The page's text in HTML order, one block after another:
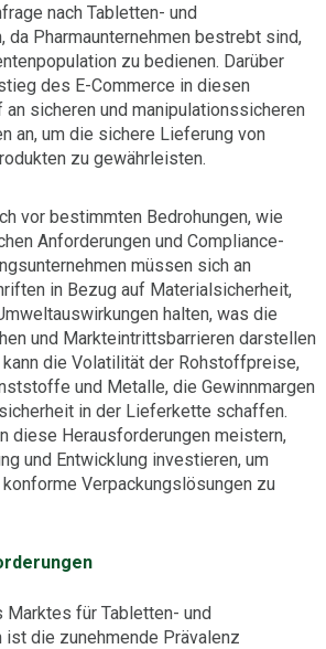
nach Tabletten- und
da Pharmaunternehmen bestrebt sind,
zu bedienen. Darüber
des E-Commerce in diesen
an sicheren und manipulationssicheren
an, um die sichere Lieferung von
zu gewährleisten.
vor bestimmten Bedrohungen, wie
Anforderungen und Compliance-
müssen sich an
in Bezug auf Materialsicherheit,
halten, was die
und Markteintrittsbarrieren darstellen
kann die Volatilität der Rohstoffpreise,
und Metalle, die Gewinnmargen
in der Lieferkette schaffen.
diese Herausforderungen meistern,
und Entwicklung investieren, um
Verpackungslösungen zu
Marktes für Tabletten- und
ist die zunehmende Prävalenz